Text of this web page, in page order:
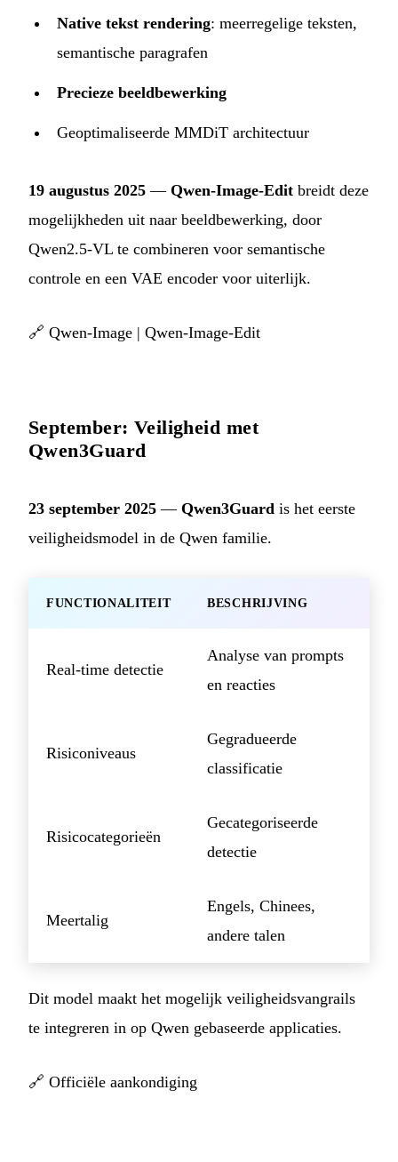
Native tekst rendering: meerregelige teksten,
semantische paragrafen
Precieze beeldbewerking
Geoptimaliseerde MMDiT architectuur
19 augustus 2025 — Qwen-Image-Edit breidt deze
mogelijkheden uit naar beeldbewerking, door
Qwen2.5-VL te combineren voor semantische
controle en een VAE encoder voor uiterlijk.
🔗 Qwen-Image | Qwen-Image-Edit
September: Veiligheid met
Qwen3Guard
23 september 2025 — Qwen3Guard is het eerste
veiligheidsmodel in de Qwen familie.
FUNCTIONALITEIT BESCHRIJVING
Real-time detectie
Analyse van prompts
en reacties
Risiconiveaus
Gegradueerde
classificatie
Risicocategorieën
Gecategoriseerde
detectie
Meertalig
Engels, Chinees,
andere talen
Dit model maakt het mogelijk veiligheidsvangrails
te integreren in op Qwen gebaseerde applicaties.
🔗 Officiële aankondiging